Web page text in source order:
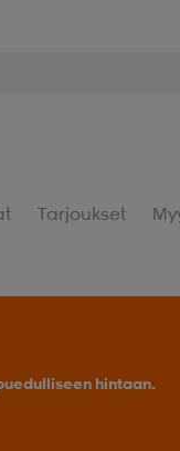
Tarjoukset
hintaan.